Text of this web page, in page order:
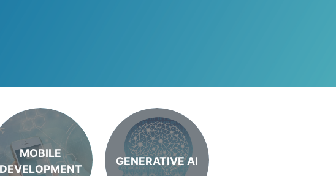
MOBILE
DEVELOPMENT
GENERATIVE AI